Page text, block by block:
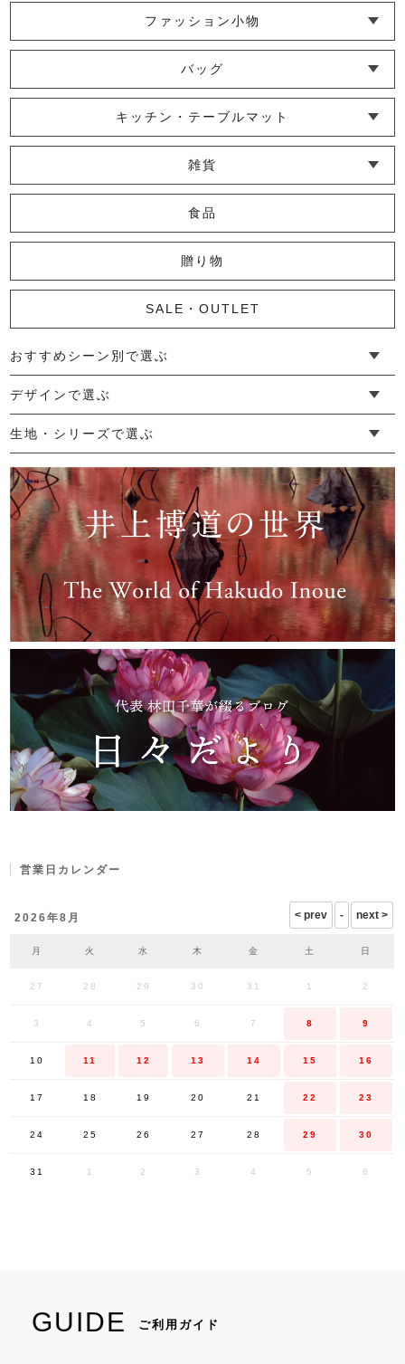
ファッション小物
└ ショール・ストール
└ マスク
└ 靴下・アームカバー
バッグ
└ ポシェット・ショルダーバッグ
└ トートバッグ
└ 巾着バッグ
キッチン・テーブルマット
└ 蚊帳のふきん
└ かっぽう着・エプロン
└ その他キッチン小物
└ コースター
└ ランチョンマット・プレースマット
└ テーブルランナー・テーブルセンター
雑貨
└ その他小物
└ タオル・ハンカチ
└ ポーチ
└ インテリア
食品
贈り物
SALE・OUTLET
おすすめシーン別で選ぶ
└ 新生活
└ 和装
└ 旅行
└ 快眠
└ お祝い
デザインで選ぶ
└ ゆったりデザイン
└ 小柄さんにおすすめデザイン
└ 袖付きデザイン
└ メンズ・ユニセックスデザイン
└ 暮らしの黒色特集
生地・シリーズで選ぶ
└ 手紬手織り麻
└ 先染め麻
└ からみ織
└ グレーズリネン
└ 綿麻帆布
└ リネンツイード
└ リネンハンプ
└ ざっくり麻
└ オーガニックの蚊帳
└ かやキノミシリーズ
└ ふちどりシリーズ
└ 花紋シリーズ
└ 小紋シリーズ
└ 華わびシリーズ
└ 波ステッチシリーズ
└ あゆみ鹿シリーズ
└ 森の鹿シリーズ
└ まほろばシリーズ
└ 刺し子渦シリーズ
└ 革の水玉シリーズ
└ 新ビオシリーズ
営業日カレンダー
2026年8月
月 火 水 木 金 土 日
27 28 29 30 31 1 2
3 4 5 6 7 8 9
10 11 12 13 14 15 16
17 18 19 20 21 22 23
24 25 26 27 28 29 30
31 1 2 3 4 5 6
GUIDE ご利用ガイド